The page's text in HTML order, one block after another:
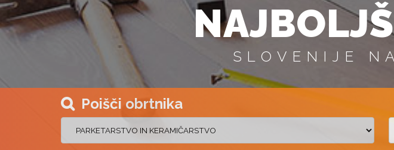
SLOVENIJE
Poišči obrtnika